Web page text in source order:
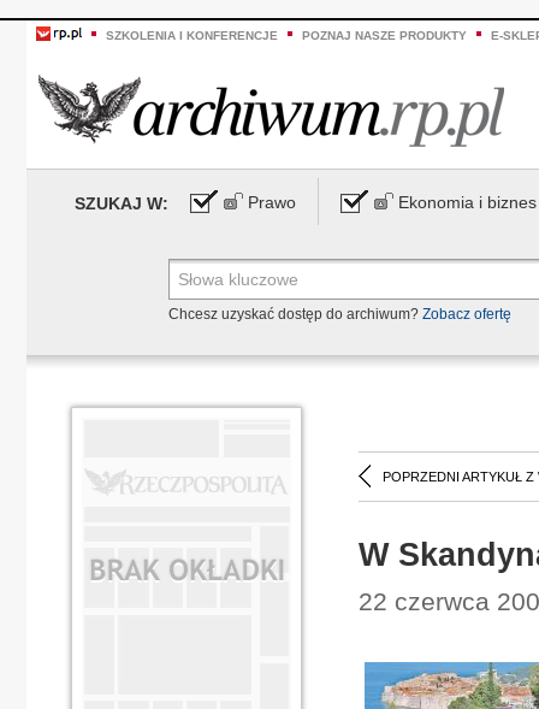
SZKOLENIA I KONFERENCJE POZNAJ NASZE PRODUKTY E-
SZUKAJ W: Prawo Ekonomia i biznes
Chcesz uzyskać dostęp do archiwum? Zobacz ofertę
POPRZEDNI ARTYKUŁ Z
W
22 czerwca